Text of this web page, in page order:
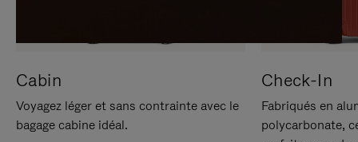
Cabin
Voyagez léger et sans contrainte avec le
bagage cabine idéal.
Check-In
Fabriqués en
polycarbonate,